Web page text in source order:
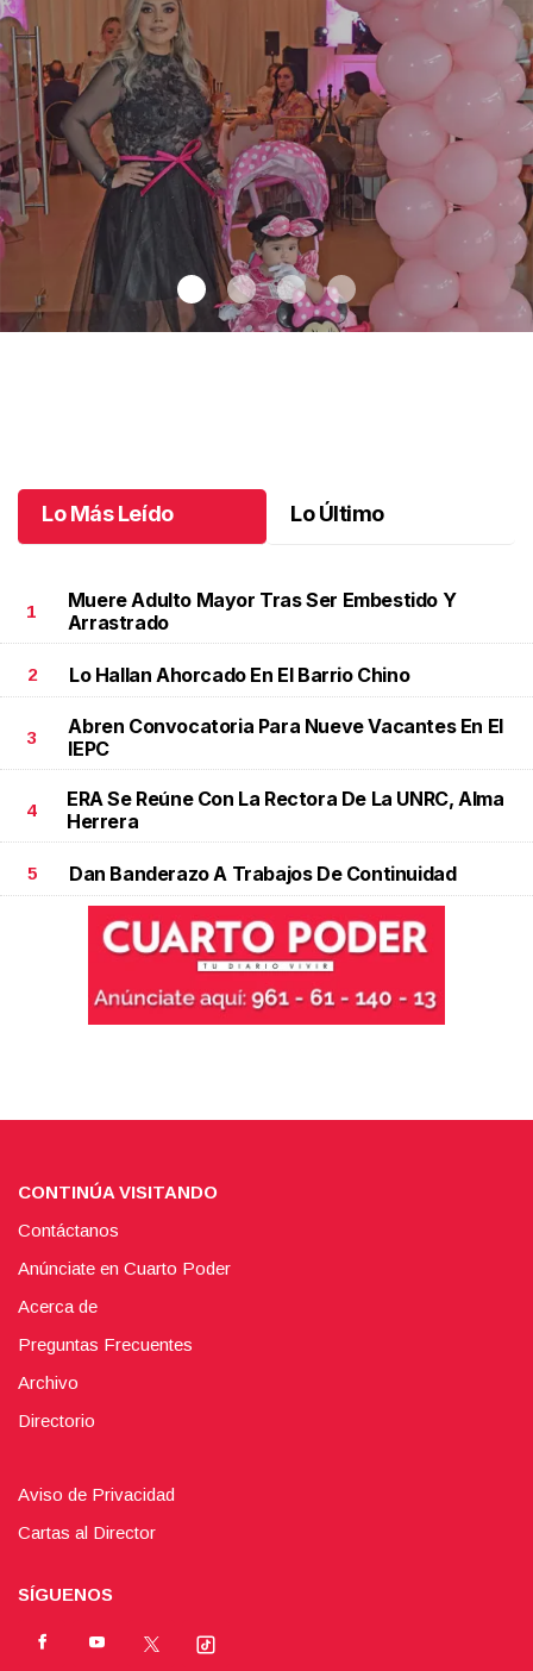
Lo Más Leído Lo Último
1
Muere Adulto Mayor Tras Ser Embestido Y
Arrastrado
2 Lo Hallan Ahorcado En El Barrio Chino
3
Abren Convocatoria Para Nueve Vacantes En El
IEPC
4
ERA Se Reúne Con La Rectora De La UNRC, Alma
Herrera
5 Dan Banderazo A Trabajos De Continuidad
CONTINÚA VISITANDO
Contáctanos
Anúnciate en Cuarto Poder
Acerca de
Preguntas Frecuentes
Archivo
Directorio
Aviso de Privacidad
Cartas al Director
SÍGUENOS